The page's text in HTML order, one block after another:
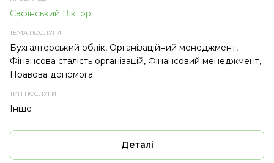
Сафінський Віктор
Бухгалтерський облік, Організаційний менеджмент,
Фінансова сталість організацій, Фінансовий менеджмент,
Правова допомога
Інше
Деталі